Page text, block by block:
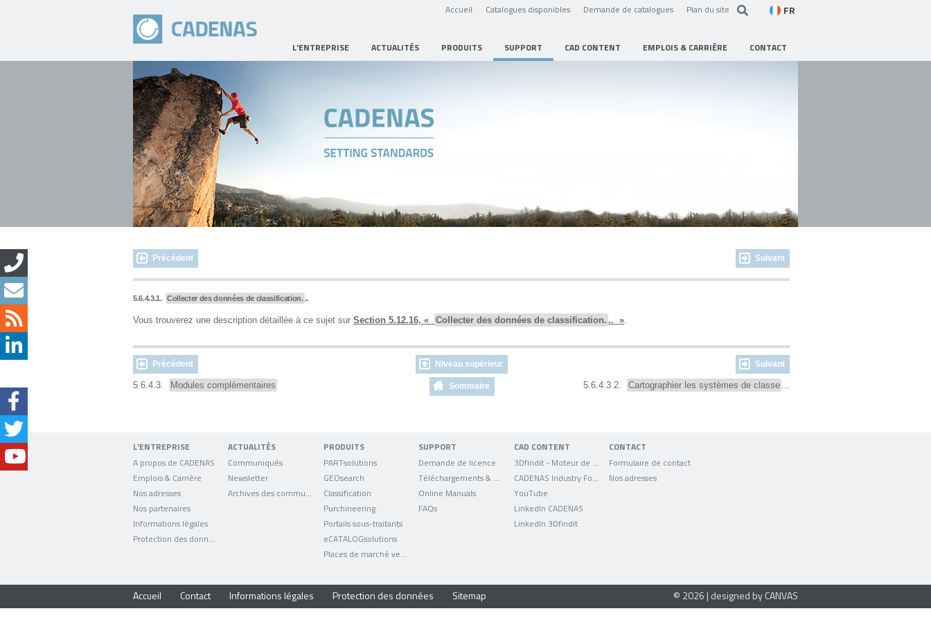
Accueil Catalogues disponibles Demande de catalogues Plan du site FR
L'ENTREPRISE ACTUALITÉS PRODUITS SUPPORT CAD CONTENT EMPLOIS & CARRIÈRE CONTACT
Précédent Suivant
5.6.4.3.1. Collecter des données de classification...
Vous trouverez une description détaillée à ce sujet sur Section 5.12.16, « Collecter des données de classification. .. ».
Précédent Niveau supérieur Suivant
5.6.4.3. Modules complémentaires Sommaire 5.6.4.3.2. Cartographier les systèmes de classe ...
L'ENTREPRISE
A propos de CADENAS
Emplois & Carrière
Nos adresses
Nos partenaires
Informations légales
ACTUALITÉS
Communiqués
Newsletter
PRODUITS
PARTsolutions
GEOsearch
Classification
Purchineering
Portails sous-traitants
eCATALOGsolutions
SUPPORT
Demande de licence
Online Manuals
FAQs
CAD CONTENT
YouTube
LinkedIn CADENAS
LinkedIn 3Dfindit
CONTACT
Formulaire de contact
Nos adresses
Accueil Contact Informations légales Protection des données Sitemap © 2026 | designed by CANVAS